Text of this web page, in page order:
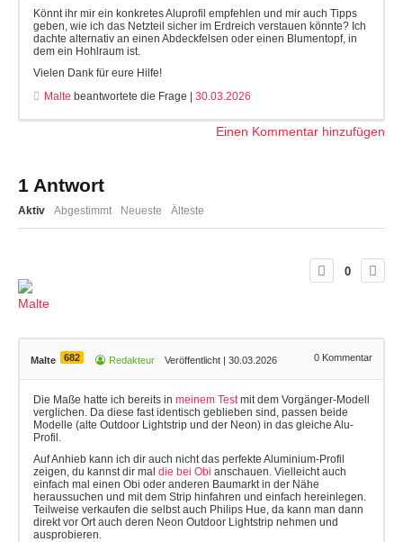
Könnt ihr mir ein konkretes Aluprofil empfehlen und mir auch Tipps
geben, wie ich das Netzteil sicher im Erdreich verstauen könnte? Ich
dachte alternativ an einen Abdeckfelsen oder einen Blumentopf, in
dem ein Hohlraum ist.
Vielen Dank für eure Hilfe!
Malte beantwortete die Frage | 30.03.2026
Einen Kommentar hinzufügen
1 Antwort
Aktiv Abgestimmt Neueste Älteste
0
Malte 682 Redakteur Veröffentlicht | 30.03.2026 0 Kommentar
Die Maße hatte ich bereits in meinem Test mit dem Vorgänger-Modell
verglichen. Da diese fast identisch geblieben sind, passen beide
Modelle (alte Outdoor Lightstrip und der Neon) in das gleiche Alu-
Profil.
Auf Anhieb kann ich dir auch nicht das perfekte Aluminium-Profil
zeigen, du kannst dir mal die bei Obi anschauen. Vielleicht auch
einfach mal einen Obi oder anderen Baumarkt in der Nähe
heraussuchen und mit dem Strip hinfahren und einfach hereinlegen.
Teilweise verkaufen die selbst auch Philips Hue, da kann man dann
direkt vor Ort auch deren Neon Outdoor Lightstrip nehmen und
ausprobieren.